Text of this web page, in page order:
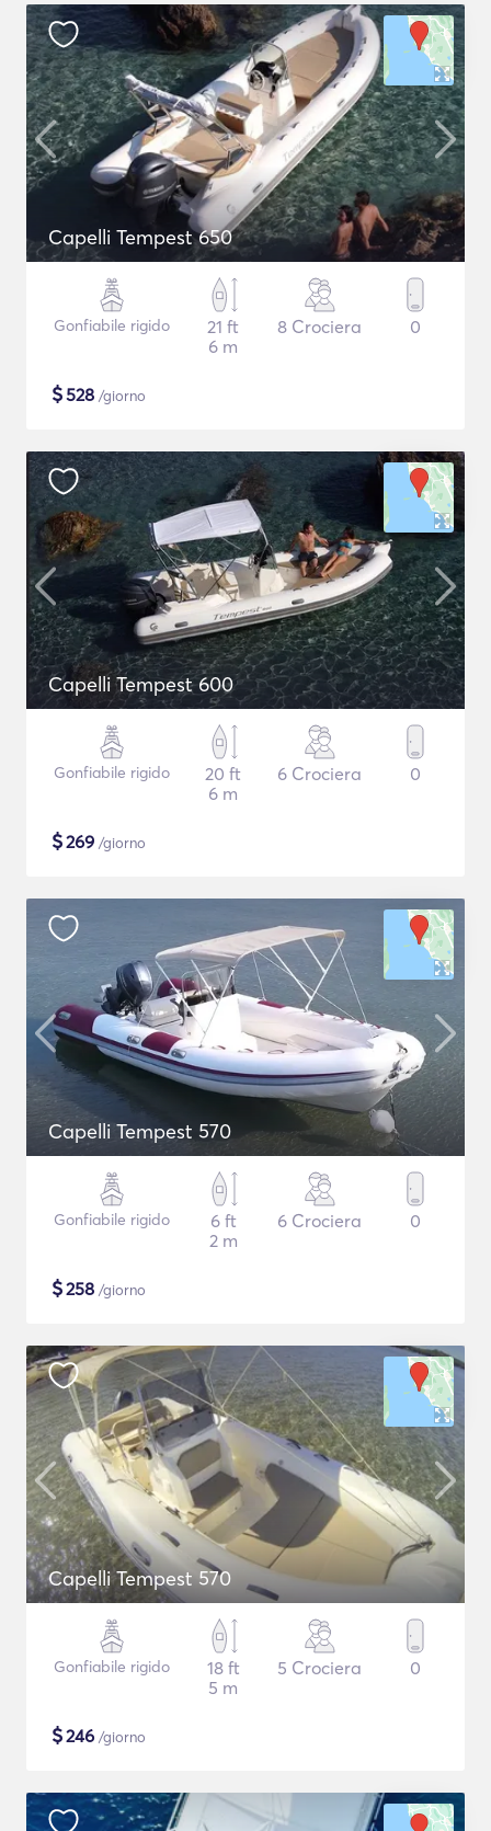
Capelli Tempest 650
Gonfiabile rigido
21 ft
6 m
8 Crociera 0
$528 /giorno
Capelli Tempest 600
Gonfiabile rigido
20 ft
6 m
6 Crociera 0
$269 /giorno
Capelli Tempest 570
Gonfiabile rigido
6 ft
2 m
6 Crociera 0
$258 /giorno
Capelli Tempest 570
Gonfiabile rigido
18 ft
5 m
5 Crociera 0
$246 /giorno